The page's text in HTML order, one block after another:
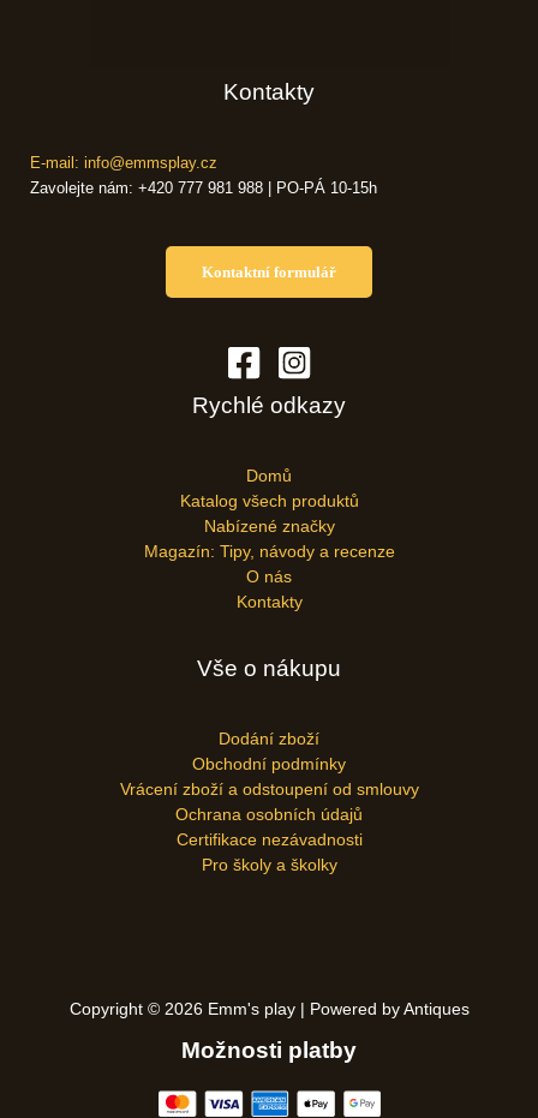
Kontakty
E-mail: info@emmsplay.cz
Zavolejte nám: +420 777 981 988 | PO-PÁ 10-15h
Kontaktní formulář
Rychlé odkazy
Domů
Katalog všech produktů
Nabízené značky
Magazín: Tipy, návody a recenze
O nás
Kontakty
Vše o nákupu
Dodání zboží
Obchodní podmínky
Vrácení zboží a odstoupení od smlouvy
Ochrana osobních údajů
Certifikace nezávadnosti
Pro školy a školky
Copyright © 2026 Emm's play | Powered by Antiques
Možnosti platby